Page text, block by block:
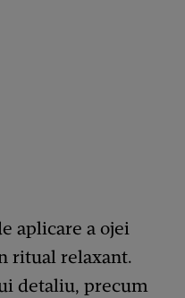
aplicare a ojei
ritual relaxant.
detaliu, precum